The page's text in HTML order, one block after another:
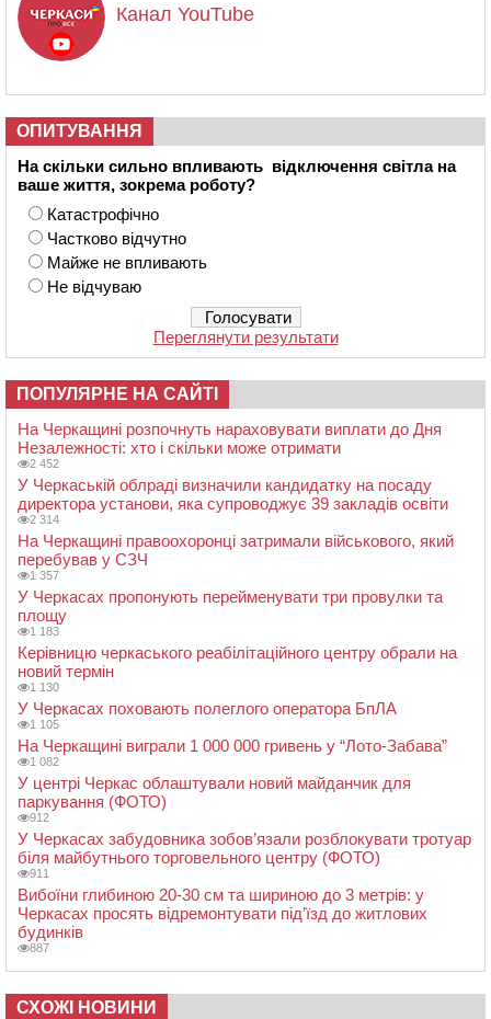
Канал YouTube
ОПИТУВАННЯ
На скільки сильно впливають відключення світла на
ваше життя, зокрема роботу?
Катастрофічно
Частково відчутно
Майже не впливають
Не відчуваю
Переглянути результати
ПОПУЛЯРНЕ НА САЙТІ
На Черкащині розпочнуть нараховувати виплати до Дня
Незалежності: хто і скільки може отримати
2 452
У Черкаській облраді визначили кандидатку на посаду
директора установи, яка супроводжує 39 закладів освіти
2 314
На Черкащині правоохоронці затримали військового, який
перебував у СЗЧ
1 357
У Черкасах пропонують перейменувати три провулки та
площу
1 183
Керівницю черкаського реабілітаційного центру обрали на
новий термін
1 130
У Черкасах поховають полеглого оператора БпЛА
1 105
На Черкащині виграли 1 000 000 гривень у “Лото-Забава”
1 082
У центрі Черкас облаштували новий майданчик для
паркування (ФОТО)
912
У Черкасах забудовника зобов’язали розблокувати тротуар
біля майбутнього торговельного центру (ФОТО)
911
Вибоїни глибиною 20-30 см та шириною до 3 метрів: у
Черкасах просять відремонтувати під’їзд до житлових
будинків
887
СХОЖІ НОВИНИ